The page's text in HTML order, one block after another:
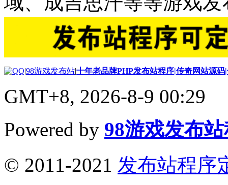
|98游戏发布站|十年老品牌PHP发布站程序|传奇网站源
GMT+8, 2026-8-9 00:29
Powered by 98游戏发布
© 2011-2021 发布站程序